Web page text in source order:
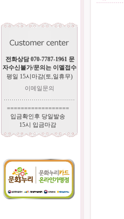
전화상담 070-7787-1961 문
자수신불가/문의는 이멜접수
평일 15시마감(토,일휴무)
이메일문의
==================
입금확인후 당일발송
15시 입금마감